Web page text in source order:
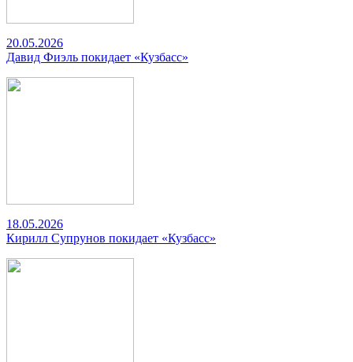
20.05.2026
Давид Фиэль покидает «Кузбасс»
18.05.2026
Кирилл Супрунов покидает «Кузбасс»